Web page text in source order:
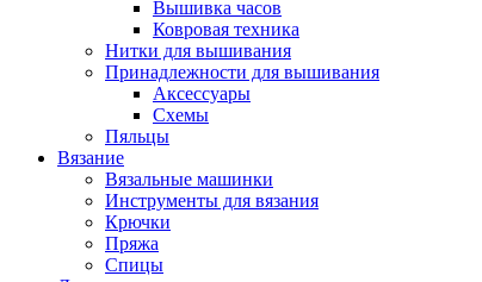
Вышивка часов
Ковровая техника
Нитки для вышивания
Принадлежности для вышивания
Аксессуары
Схемы
Пяльцы
Вязание
Вязальные машинки
Инструменты для вязания
Крючки
Пряжа
Спицы